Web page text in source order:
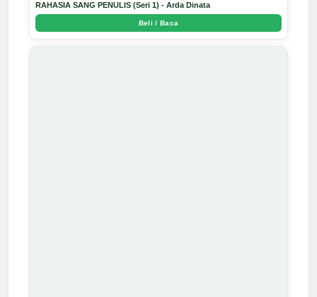
RAHASIA SANG PENULIS (Seri 1) - Arda Dinata
Beli / Baca